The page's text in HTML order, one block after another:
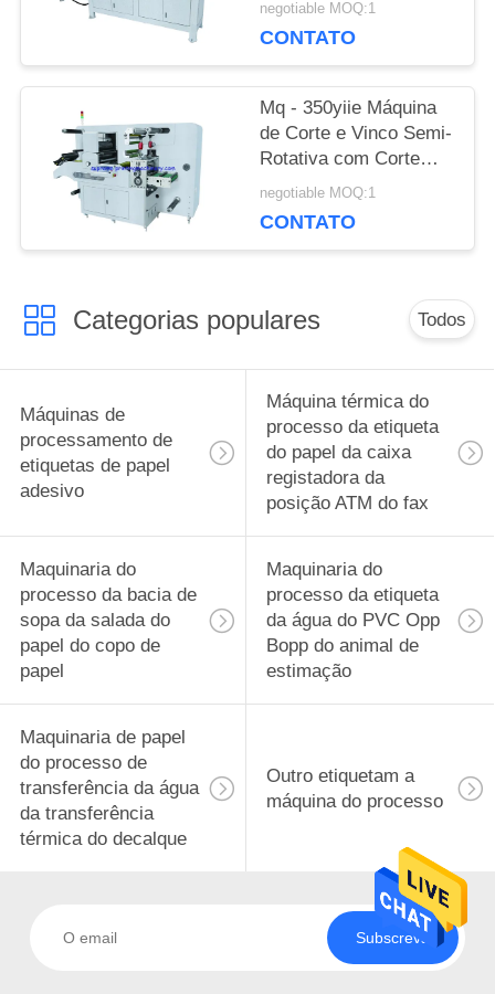
negotiable MOQ:1
CONTATO
Mq - 350yiie Máquina
de Corte e Vinco Semi-
Rotativa com Corte
Longitudinal
negotiable MOQ:1
CONTATO
Categorias populares Todos
Máquinas de
processamento de
etiquetas de papel
adesivo
Máquina térmica do
processo da etiqueta
do papel da caixa
registadora da
posição ATM do fax
Maquinaria do
processo da bacia de
sopa da salada do
papel do copo de
papel
Maquinaria do
processo da etiqueta
da água do PVC Opp
Bopp do animal de
estimação
Maquinaria de papel
do processo de
transferência da água
da transferência
térmica do decalque
Outro etiquetam a
máquina do processo
Subscreva